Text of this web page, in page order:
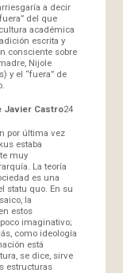
a decir
del que
académica
escrita y
consciente sobre
Nijole
y el “fuera” de
Javier Castro24
por última vez
estaba
muy
La teoría
es una
statu quo. En su
la
estos
imaginativo;
como ideología
está
se dice, sirve
estructuras